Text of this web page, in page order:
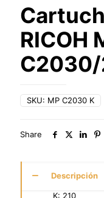
RICOH
SKU: MP C2030 K
Share
Descripción
K: 210